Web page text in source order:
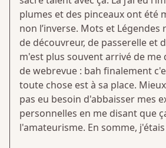
plumes et des pinceaux ont été
non l’inverse. Mots et
de découvreur, de passerelle et
m'est plus souvent arrivé de me
de webrevue : bah finalement
toute chose est à sa place.
pas eu besoin d'abbaisser mes
personnelles en me disant que
l'amateurisme. En somme,